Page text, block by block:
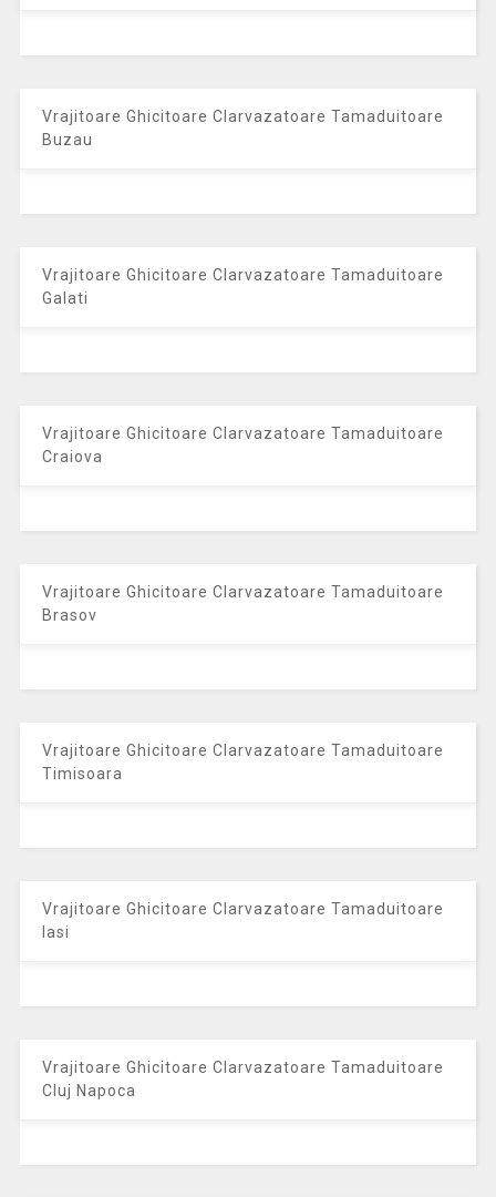
Vrajitoare Ghicitoare Clarvazatoare Tamaduitoare
Buzau
Vrajitoare Ghicitoare Clarvazatoare Tamaduitoare
Galati
Vrajitoare Ghicitoare Clarvazatoare Tamaduitoare
Craiova
Vrajitoare Ghicitoare Clarvazatoare Tamaduitoare
Brasov
Vrajitoare Ghicitoare Clarvazatoare Tamaduitoare
Timisoara
Vrajitoare Ghicitoare Clarvazatoare Tamaduitoare
Iasi
Vrajitoare Ghicitoare Clarvazatoare Tamaduitoare
Cluj Napoca